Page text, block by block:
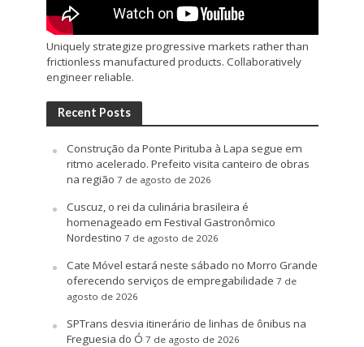
Uniquely strategize progressive markets rather than
frictionless manufactured products. Collaboratively
engineer reliable.
Recent Posts
Construção da Ponte Pirituba à Lapa segue em
ritmo acelerado. Prefeito visita canteiro de obras
na região 7 de agosto de 2026
Cuscuz, o rei da culinária brasileira é
homenageado em Festival Gastronômico
Nordestino 7 de agosto de 2026
Cate Móvel estará neste sábado no Morro Grande
oferecendo serviços de empregabilidade 7 de
agosto de 2026
SPTrans desvia itinerário de linhas de ônibus na
Freguesia do Ó 7 de agosto de 2026